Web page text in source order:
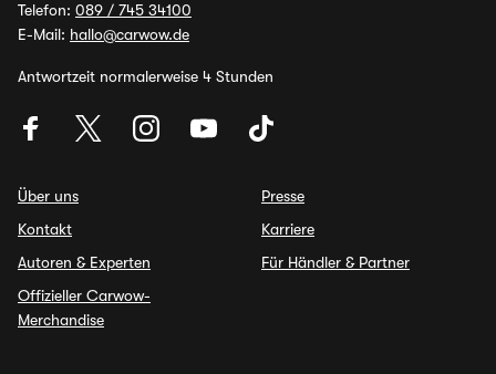
Telefon: 089 / 745 34100
E-Mail: hallo@carwow.de
Antwortzeit normalerweise 4 Stunden
Über uns
Kontakt
Autoren & Experten
Offizieller Carwow-
Merchandise
Presse
Karriere
Für Händler & Partner